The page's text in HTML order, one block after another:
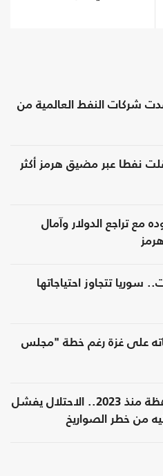
شركات النفط العالمية من
نفطا عبر مضيق هرمز أكثر
مع تراجع الدولار وآمال
سوريا تتجاوز احتياجاتها
على غزة رغم خطة "مجلس
بعد وقوع خسائر باهظة منذ 2023.. الاحتلال يفشل
من خطر الصواريخ